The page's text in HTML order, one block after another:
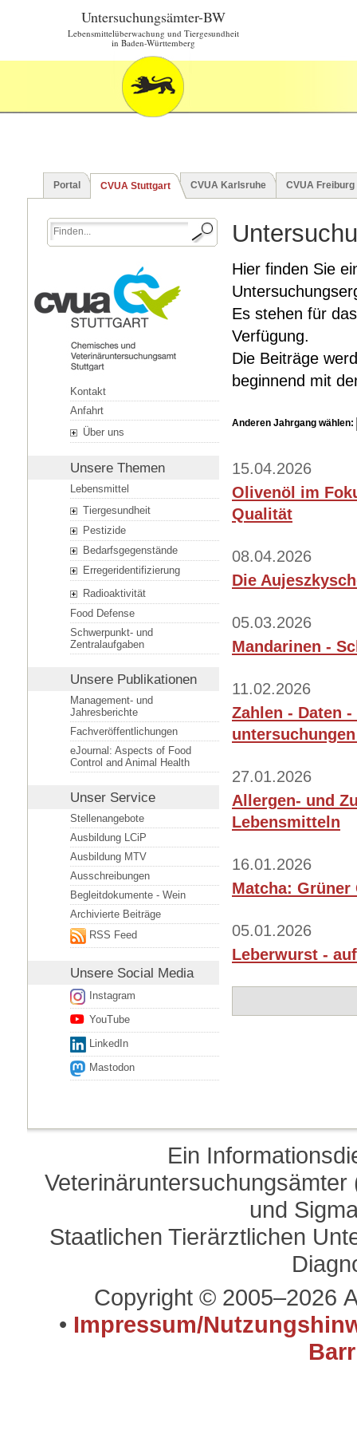
Untersuchungsämter-BW
Lebensmittelüberwachung und Tiergesundheit
in Baden-Württemberg
Portal CVUA Stuttgart CVUA Karlsruhe CVUA Freiburg
Kontakt
Anfahrt
Über uns
Unsere Themen
Lebensmittel
Tiergesundheit
Pestizide
Bedarfsgegenstände
Erregeridentifizierung
Radioaktivität
Food Defense
Schwerpunkt- und
Zentralaufgaben
Unsere Publikationen
Management- und
Jahresberichte
Fachveröffentlichungen
eJournal: Aspects of Food
Control and Animal Health
Unser Service
Stellenangebote
Ausbildung LCiP
Ausbildung MTV
Ausschreibungen
Begleitdokumente - Wein
Archivierte Beiträge
RSS Feed
Unsere Social Media
Instagram
YouTube
LinkedIn
Mastodon
Hier finden Sie
Es stehen für
Verfügung.
Die Beiträge
beginnend mit
Anderen Jahrgang wählen:
15.04.2026
Olivenöl im
Qualität
08.04.2026
Die
05.03.2026
Mandarinen -
11.02.2026
Zahlen - Daten
27.01.2026
Allergen- und
Lebensmitteln
16.01.2026
Matcha:
05.01.2026
Leberwurst -
Ein
und
Staatlichen Tierärztlichen
Copyright © 2005–2026
• Impressum/